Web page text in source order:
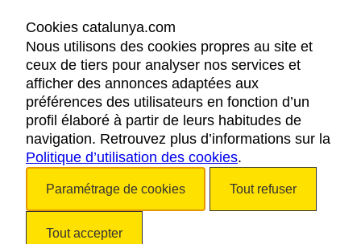
MENTIONS LÉGALES
RÈGLES DE CONFIDENTIALITÉ
COOKIES
ACCESSIBILITÉ
Cookies catalunya.com
Nous utilisons des cookies propres au site et
ceux de tiers pour analyser nos services et
afficher des annonces adaptées aux
préférences des utilisateurs en fonction d’un
profil élaboré à partir de leurs habitudes de
navigation. Retrouvez plus d’informations sur la
Politique d’utilisation des cookies.
Paramétrage de cookies Tout refuser
Tout accepter